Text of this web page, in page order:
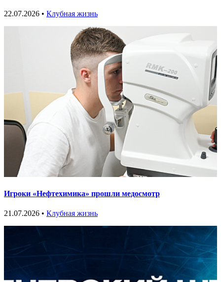
22.07.2026 • Клубная жизнь
Игроки «Нефтехимика» прошли медосмотр
21.07.2026 • Клубная жизнь